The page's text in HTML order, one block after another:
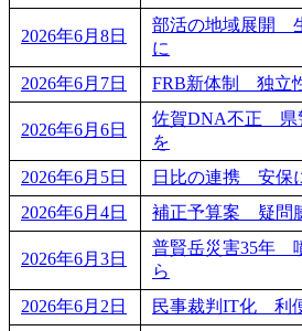
2026年6月8日
部活の地域展開
に
2026年6月7日
FRB新体制 独立
2026年6月6日
佐賀DNA不正 県
を
2026年6月5日
日比の連携 安保
2026年6月4日
補正予算案 疑問
2026年6月3日
普賢岳災害35年
ら
2026年6月2日
民事裁判IT化 利